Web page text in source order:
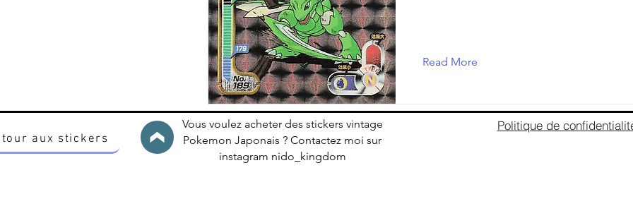
Read More
aux stickers
Vous voulez acheter des stickers vintage
Pokemon Japonais ? Contactez moi sur
instagram nido_kingdom
Politique de